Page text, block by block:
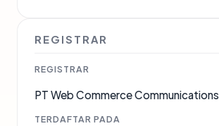
REGISTRAR
REGISTRAR
PT Web Commerce Communications
TERDAFTAR PADA